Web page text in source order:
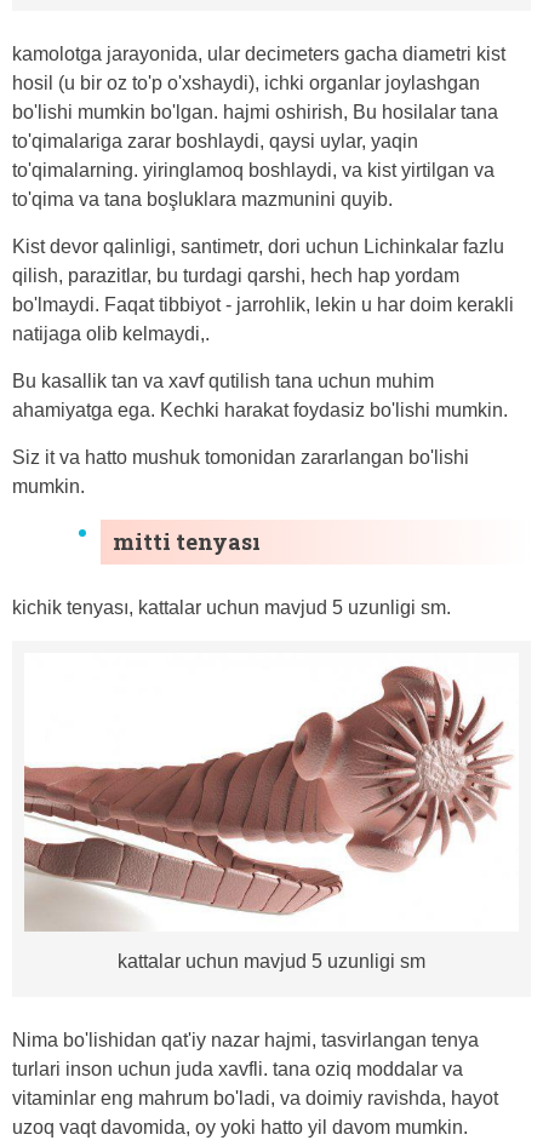
kamolotga jarayonida, ular decimeters gacha diametri kist
hosil (u bir oz to'p o'xshaydi), ichki organlar joylashgan
bo'lishi mumkin bo'lgan. hajmi oshirish, Bu hosilalar tana
to'qimalariga zarar boshlaydi, qaysi uylar, yaqin
to'qimalarning. yiringlamoq boshlaydi, va kist yirtilgan va
to'qima va tana boşluklara mazmunini quyib.
Kist devor qalinligi, santimetr, dori uchun Lichinkalar fazlu
qilish, parazitlar, bu turdagi qarshi, hech hap yordam
bo'lmaydi. Faqat tibbiyot - jarrohlik, lekin u har doim kerakli
natijaga olib kelmaydi,.
Bu kasallik tan va xavf qutilish tana uchun muhim
ahamiyatga ega. Kechki harakat foydasiz bo'lishi mumkin.
Siz it va hatto mushuk tomonidan zararlangan bo'lishi
mumkin.
mitti tenyası
kichik tenyası, kattalar uchun mavjud 5 uzunligi sm.
kattalar uchun mavjud 5 uzunligi sm
Nima bo'lishidan qat'iy nazar hajmi, tasvirlangan tenya
turlari inson uchun juda xavfli. tana oziq moddalar va
vitaminlar eng mahrum bo'ladi, va doimiy ravishda, hayot
uzoq vaqt davomida, oy yoki hatto yil davom mumkin.